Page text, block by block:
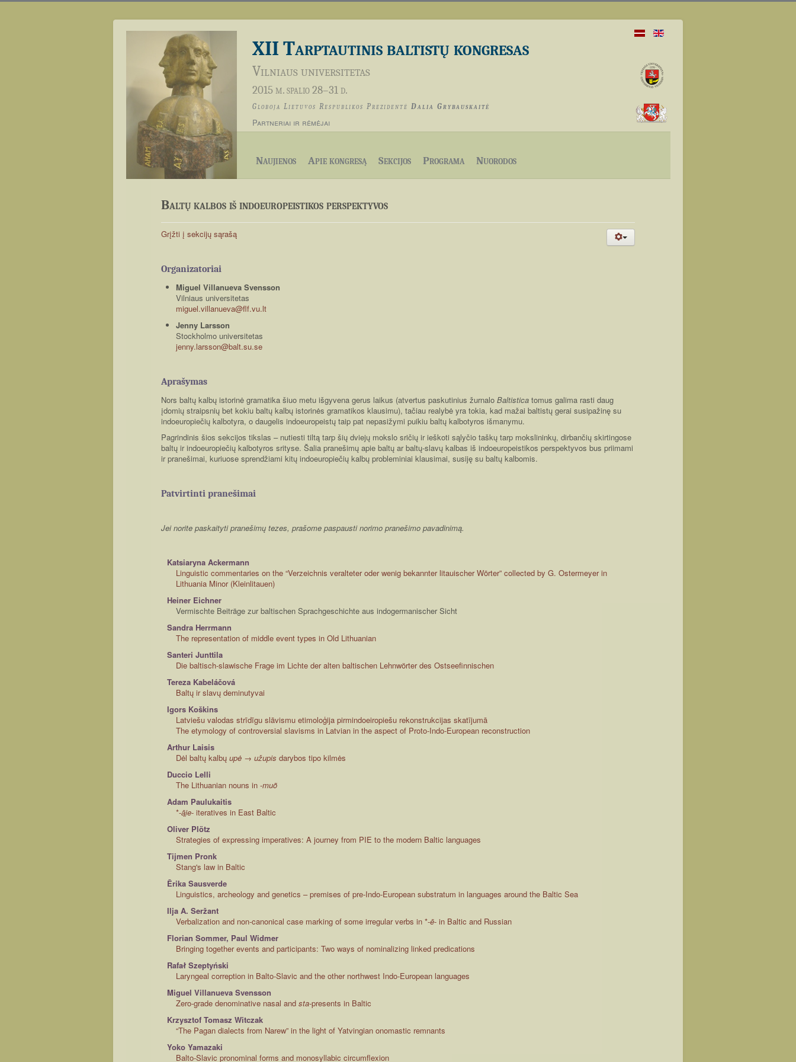
XII Tarptautinis baltistų kongresas
Vilniaus universitetas
2015 m. spalio 28–31 d.
Globoja Lietuvos Respublikos Prezidentė Dalia Grybauskaitė
Partneriai ir rėmėjai
Naujienos Apie kongresą Sekcijos Programa Nuorodos
Baltų kalbos iš indoeuropeistikos perspektyvos
Grįžti į sekcijų sąrašą
Organizatoriai
Miguel Villanueva Svensson
Vilniaus universitetas
miguel.villanueva@flf.vu.lt
Jenny Larsson
Stockholmo universitetas
jenny.larsson@balt.su.se
Aprašymas
Nors baltų kalbų istorinė gramatika šiuo metu išgyvena gerus laikus (atvertus paskutinius žurnalo Baltistica tomus galima rasti daug
įdomių straipsnių bet kokiu baltų kalbų istorinės gramatikos klausimu), tačiau realybė yra tokia, kad mažai baltistų gerai susipažinę su
indoeuropiečių kalbotyra, o daugelis indoeuropeistų taip pat nepasižymi puikiu baltų kalbotyros išmanymu.
Pagrindinis šios sekcijos tikslas – nutiesti tiltą tarp šių dviejų mokslo sričių ir ieškoti sąlyčio taškų tarp mokslininkų, dirbančių skirtingose
baltų ir indoeuropiečių kalbotyros srityse. Šalia pranešimų apie baltų ar baltų-slavų kalbas iš indoeuropeistikos perspektyvos bus priimami
ir pranešimai, kuriuose sprendžiami kitų indoeuropiečių kalbų probleminiai klausimai, susiję su baltų kalbomis.
Patvirtinti pranešimai
Jei norite paskaityti pranešimų tezes, prašome paspausti norimo pranešimo pavadinimą.
Katsiaryna Ackermann
Linguistic commentaries on the “Verzeichnis veralteter oder wenig bekannter litauischer Wörter” collected by G. Ostermeyer in
Lithuania Minor (Kleinlitauen)
Heiner Eichner
Vermischte Beiträge zur baltischen Sprachgeschichte aus indogermanischer Sicht
Sandra Herrmann
The representation of middle event types in Old Lithuanian
Santeri Junttila
Die baltisch-slawische Frage im Lichte der alten baltischen Lehnwörter des Ostseefinnischen
Tereza Kabeláčová
Baltų ir slavų deminutyvai
Igors Koškins
Latviešu valodas strīdīgu slāvismu etimoloģija pirmindoeiropiešu rekonstrukcijas skatījumā
The etymology of controversial slavisms in Latvian in the aspect of Proto-Indo-European reconstruction
Arthur Laisis
Dėl baltų kalbų upė → užupis darybos tipo kilmės
Duccio Lelli
The Lithuanian nouns in -muõ
Adam Paulukaitis
*-āi̯e- iteratives in East Baltic
Oliver Plötz
Strategies of expressing imperatives: A journey from PIE to the modern Baltic languages
Tijmen Pronk
Stang's law in Baltic
Ērika Sausverde
Linguistics, archeology and genetics – premises of pre-Indo-European substratum in languages around the Baltic Sea
Ilja A. Seržant
Verbalization and non-canonical case marking of some irregular verbs in *-ē- in Baltic and Russian
Florian Sommer, Paul Widmer
Bringing together events and participants: Two ways of nominalizing linked predications
Rafał Szeptyński
Laryngeal correption in Balto-Slavic and the other northwest Indo-European languages
Miguel Villanueva Svensson
Zero-grade denominative nasal and sta-presents in Baltic
Krzysztof Tomasz Witczak
“The Pagan dialects from Narew” in the light of Yatvingian onomastic remnants
Yoko Yamazaki
Balto-Slavic pronominal forms and monosyllabic circumflexion